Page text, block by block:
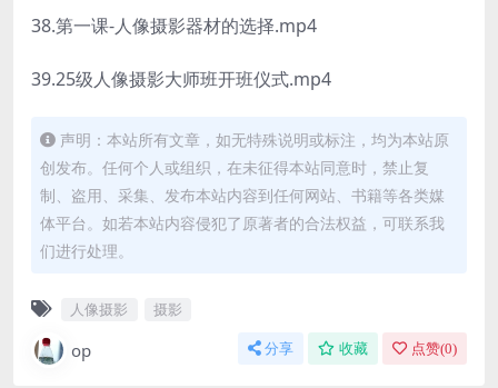
38.第一课-人像摄影器材的选择.mp4
39.25级人像摄影大师班开班仪式.mp4
声明：本站所有文章，如无特殊说明或标注，均为本站原
创发布。任何个人或组织，在未征得本站同意时，禁止复
制、盗用、采集、发布本站内容到任何网站、书籍等各类媒
体平台。如若本站内容侵犯了原著者的合法权益，可联系我
们进行处理。
人像摄影 摄影
op 分享 收藏 点赞(0)